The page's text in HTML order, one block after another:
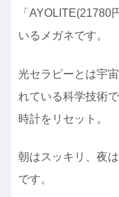
「AYOLITE(21780
いるメガネです。
光セラピーとは宇
れている科学技術
時計をリセット。
朝はスッキリ、夜
です。